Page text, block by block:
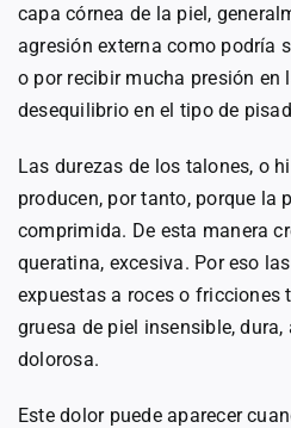
capa córnea de la piel,
agresión externa como podría
o por recibir mucha presión en
desequilibrio en el tipo de
Las durezas de los talones, o
producen, por tanto, porque la
comprimida. De esta manera
queratina, excesiva. Por eso
expuestas a roces o fricciones
gruesa de piel insensible,
dolorosa.
Este dolor puede aparecer